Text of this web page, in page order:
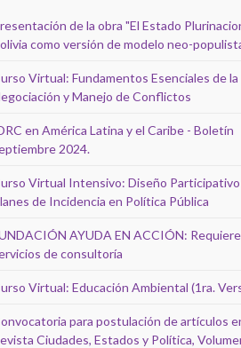
de la obra "El Estado
como versión de modelo neo-
Virtual: Fundamentos Esenciales de la
y Manejo de Conflictos
en América Latina y el Caribe - Boletín
2024.
Virtual Intensivo: Diseño
de Incidencia en Política Pública
AYUDA EN ACCIÓN:
de consultoría
Virtual: Educación Ambiental (1ra.
para postulación de artículos
Ciudades, Estados y Política,